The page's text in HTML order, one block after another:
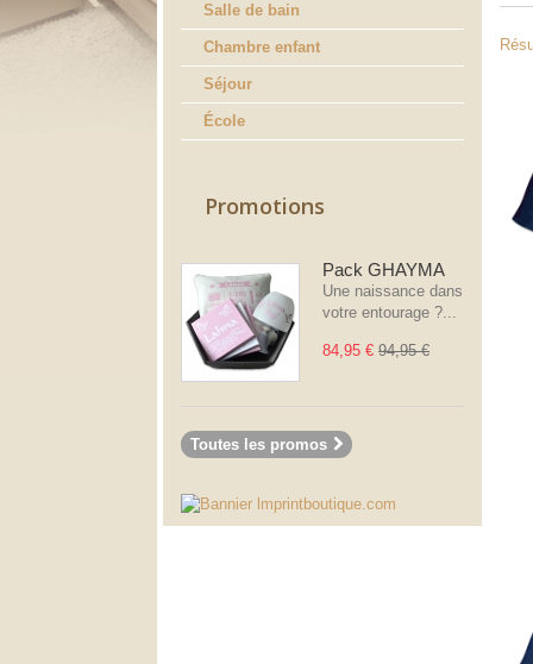
Salle de bain
Chambre enfant
Séjour
École
Promotions
Pack GHAYMA
Une naissance dans
votre entourage ?...
84,95 € 94,95 €
Toutes les promos